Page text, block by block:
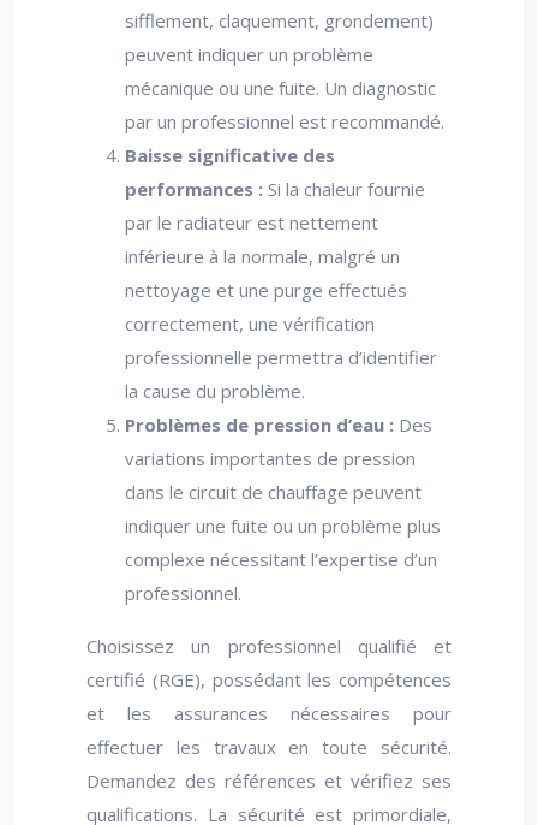
sifflement, claquement, grondement)
peuvent indiquer un problème
mécanique ou une fuite. Un diagnostic
par un professionnel est recommandé.
Baisse significative des
performances : Si la chaleur fournie
par le radiateur est nettement
inférieure à la normale, malgré un
nettoyage et une purge effectués
correctement, une vérification
professionnelle permettra d’identifier
la cause du problème.
Problèmes de pression d’eau : Des
variations importantes de pression
dans le circuit de chauffage peuvent
indiquer une fuite ou un problème plus
complexe nécessitant l’expertise d’un
professionnel.
Choisissez un professionnel qualifié et
certifié (RGE), possédant les compétences
et les assurances nécessaires pour
effectuer les travaux en toute sécurité.
Demandez des références et vérifiez ses
qualifications. La sécurité est primordiale,